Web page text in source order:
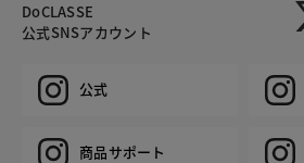
DoCLASSE
公式SNSアカウント
公式
商品サポート